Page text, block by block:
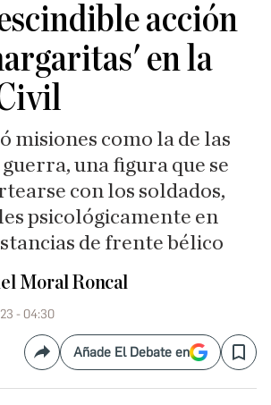
acción
en la
misiones como la de las
una figura que se
con los soldados,
psicológicamente en
de frente bélico
Moral Roncal
- 04:30
CompartirAñade El Debate en Save